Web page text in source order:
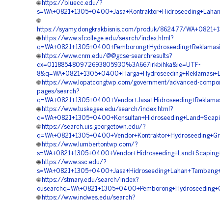
🌐 https://bluecc.edu/?
🌐
https://syamy.dongkrakbisnis.com/produk/862477/
🌐 https://www.sfcollege.edu/search/index.html?
🌐 https://www.cnm.edu/@@gcse-searchresults?
cx=011885480972693805930%3A667irkbihka&ie=UTF-
🌐 https://www.lopatcongtwp.com/government/advanced-
pages/search?
🌐 https://www.tuskegee.edu/search/index.html?
🌐 https://search.uis.georgetown.edu/?
🌐 https://www.lumbertontwp.com/?
🌐 https://www.ssc.edu/?
🌐 https://stmary.edu/search/index?
🌐 https://www.indwes.edu/search?